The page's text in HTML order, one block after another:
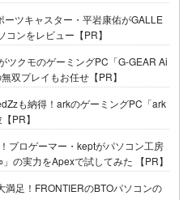
ーツキャスター・平岩康佑がGALLE
ンをレビュー【PR】
ツクモのゲーミングPC「G-GEAR Ai
双プレイもお任せ【PR】
も納得！arkのゲーミングPC「ark
PR】
プロゲーマー・keptがパソコン工房
の実力をApexで試してみた 【PR】
足！FRONTIERのBTOパソコンの